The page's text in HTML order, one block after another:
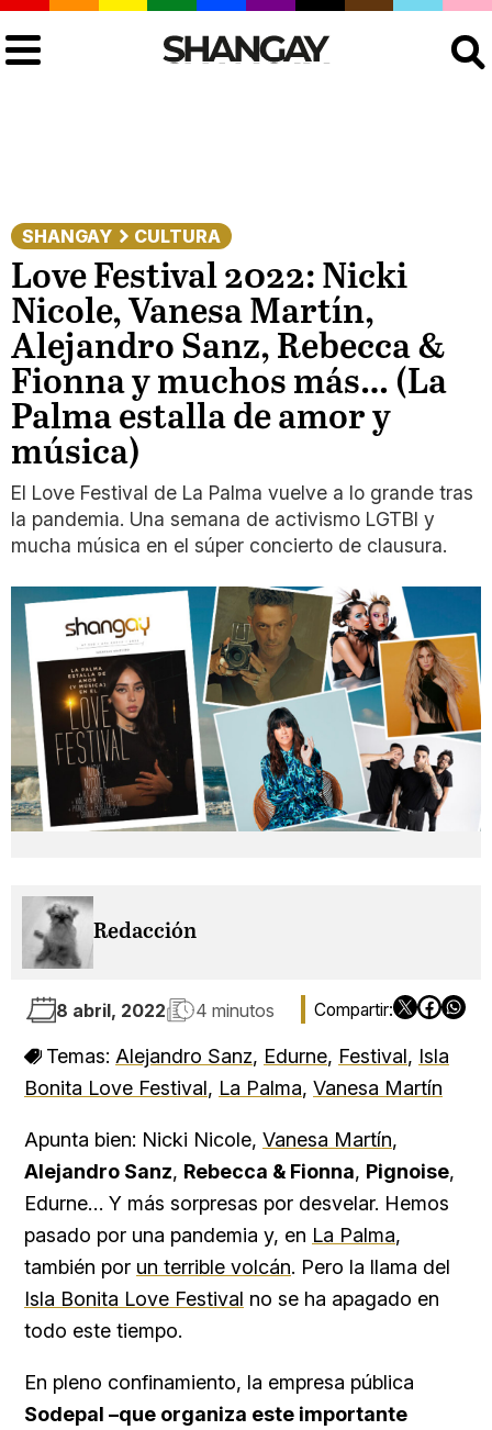
SHANGAY CULTURA
Love Festival 2022: Nicki
Nicole, Vanesa Martín,
Alejandro Sanz, Rebecca &
Fionna y muchos más… (La
Palma estalla de amor y
música)
El Love Festival de La Palma vuelve a lo grande tras
la pandemia. Una semana de activismo LGTBI y
mucha música en el súper concierto de clausura.
Redacción
8 abril, 2022 4 minutos
Temas: Alejandro Sanz, Edurne, Festival, Isla
Bonita Love Festival, La Palma, Vanesa Martín
Apunta bien: Nicki Nicole, Vanesa Martín,
Alejandro Sanz, Rebecca & Fionna, Pignoise,
Edurne… Y más sorpresas por desvelar. Hemos
pasado por una pandemia y, en La Palma,
también por un terrible volcán. Pero la llama del
Isla Bonita Love Festival no se ha apagado en
todo este tiempo.
En pleno confinamiento, la empresa pública
Sodepal –que organiza este importante